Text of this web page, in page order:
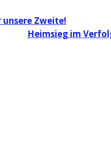
Zweite!
Heimsieg im